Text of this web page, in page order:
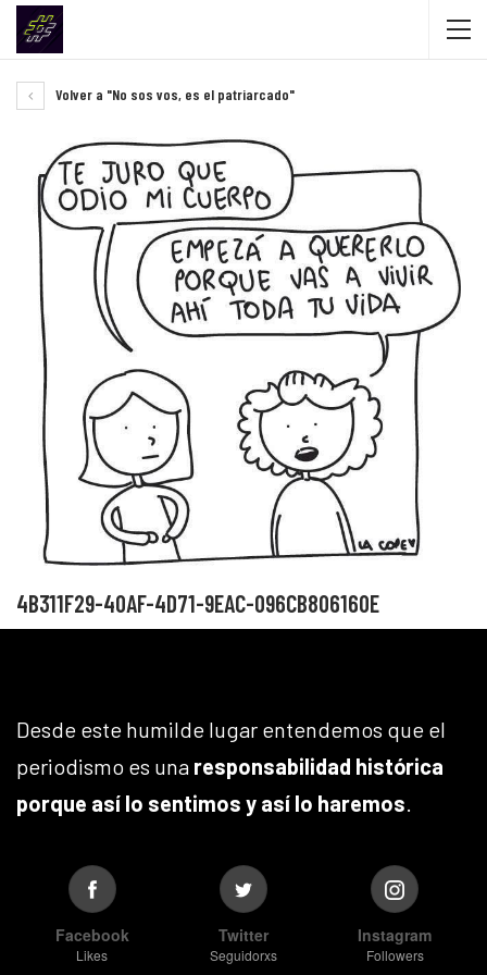
Volver a "No sos vos, es el patriarcado"
4B311F29-40AF-4D71-9EAC-096CB806160E
Desde este humilde lugar entendemos que el
periodismo es una responsabilidad histórica
porque así lo sentimos y así lo haremos.
Facebook
Likes
Twitter
Seguidorxs
Instagram
Followers